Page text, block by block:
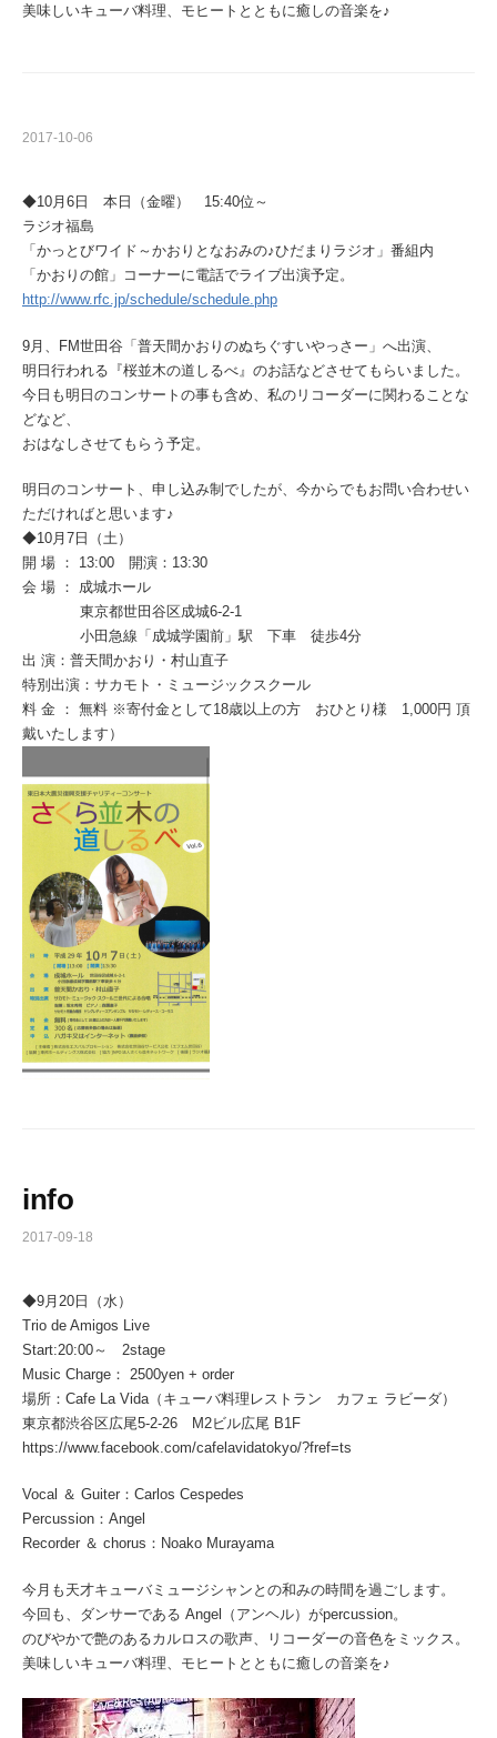
美味しいキューバ料理、モヒートとともに癒しの音楽を♪
2017-10-06
◆10月6日 本日（金曜） 15:40位～
ラジオ福島
「かっとびワイド～かおりとなおみの♪ひだまりラジオ」番組内
「かおりの館」コーナーに電話でライブ出演予定。
http://www.rfc.jp/schedule/schedule.php
9月、FM世田谷「普天間かおりのぬちぐすいやっさー」へ出演、
明日行われる『桜並木の道しるべ』のお話などさせてもらいました。
今日も明日のコンサートの事も含め、私のリコーダーに関わることな
どなど、
おはなしさせてもらう予定。
明日のコンサート、申し込み制でしたが、今からでもお問い合わせい
ただければと思います♪
◆10月7日（土）
開 場 ： 13:00 開演：13:30
会 場 ： 成城ホール
東京都世田谷区成城6-2-1
小田急線「成城学園前」駅 下車 徒歩4分
出 演：普天間かおり・村山直子
特別出演：サカモト・ミュージックスクール
料 金 ： 無料 ※寄付金として18歳以上の方 おひとり様 1,000円 頂
戴いたします）
info
2017-09-18
◆9月20日（水）
Trio de Amigos Live
Start:20:00～ 2stage
Music Charge： 2500yen + order
場所：Cafe La Vida（キューバ料理レストラン カフェ ラビーダ）
東京都渋谷区広尾5-2-26 M2ビル広尾 B1F
https://www.facebook.com/cafelavidatokyo/?fref=ts
Vocal ＆ Guiter：Carlos Cespedes
Percussion：Angel
Recorder ＆ chorus：Noako Murayama
今月も天才キューバミュージシャンとの和みの時間を過ごします。
今回も、ダンサーである Angel（アンヘル）がpercussion。
のびやかで艶のあるカルロスの歌声、リコーダーの音色をミックス。
美味しいキューバ料理、モヒートとともに癒しの音楽を♪